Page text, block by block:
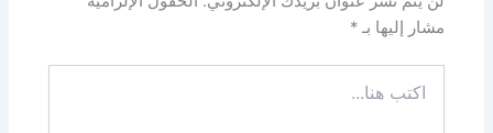
مشار إليها بـ*
هنا...